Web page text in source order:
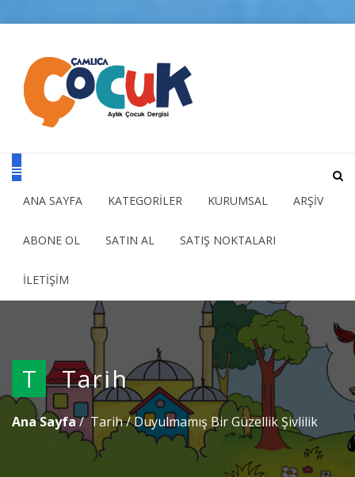
ANA SAYFA KATEGORİLER KURUMSAL ARŞİV
ABONE OL SATIN AL SATIŞ NOKTALARI
İLETİŞİM
T Tarih
Ana Sayfa Tarih/Duyulmamış Bir Güzellik Şivlilik